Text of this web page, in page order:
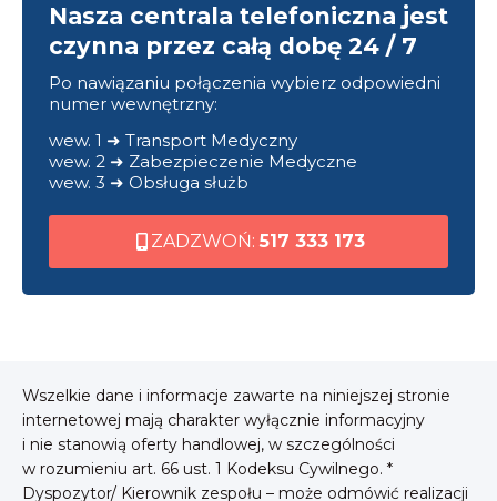
Nasza centrala telefoniczna jest
czynna przez całą dobę 24 / 7
Po nawiązaniu połączenia wybierz odpowiedni
numer wewnętrzny:
wew. 1 ➜ Transport Medyczny
wew. 2 ➜ Zabezpieczenie Medyczne
wew. 3 ➜ Obsługa służb
ZADZWOŃ: 517 333 173
Wszelkie dane i informacje zawarte na niniejszej stronie
internetowej mają charakter wyłącznie informacyjny
i nie stanowią oferty handlowej, w szczególności
w rozumieniu art. 66 ust. 1 Kodeksu Cywilnego. *
Dyspozytor/ Kierownik zespołu – może odmówić realizacji